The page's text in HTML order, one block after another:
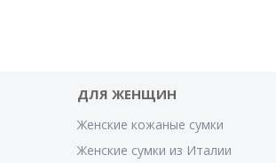
ДЛЯ ЖЕНЩИН
Женские кожаные сумки
Женские сумки из Италии